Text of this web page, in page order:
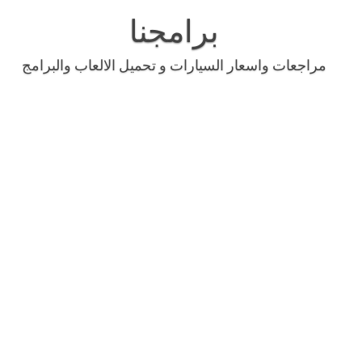
برامجنا
مراجعات واسعار السيارات و تحميل الالعاب والبرامج